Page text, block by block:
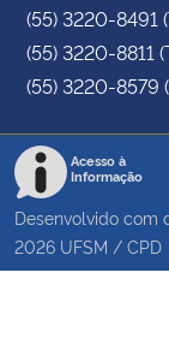
(55) 3220-8491
(55) 3220-8811
(55) 3220-8579
Acesso à
Informação
Desenvolvido com
2026 UFSM / CPD